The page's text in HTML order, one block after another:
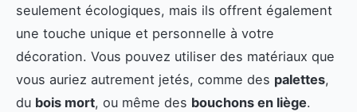
seulement écologiques, mais ils offrent également
une touche unique et personnelle à votre
décoration. Vous pouvez utiliser des matériaux que
vous auriez autrement jetés, comme des palettes,
du bois mort, ou même des bouchons en liège.